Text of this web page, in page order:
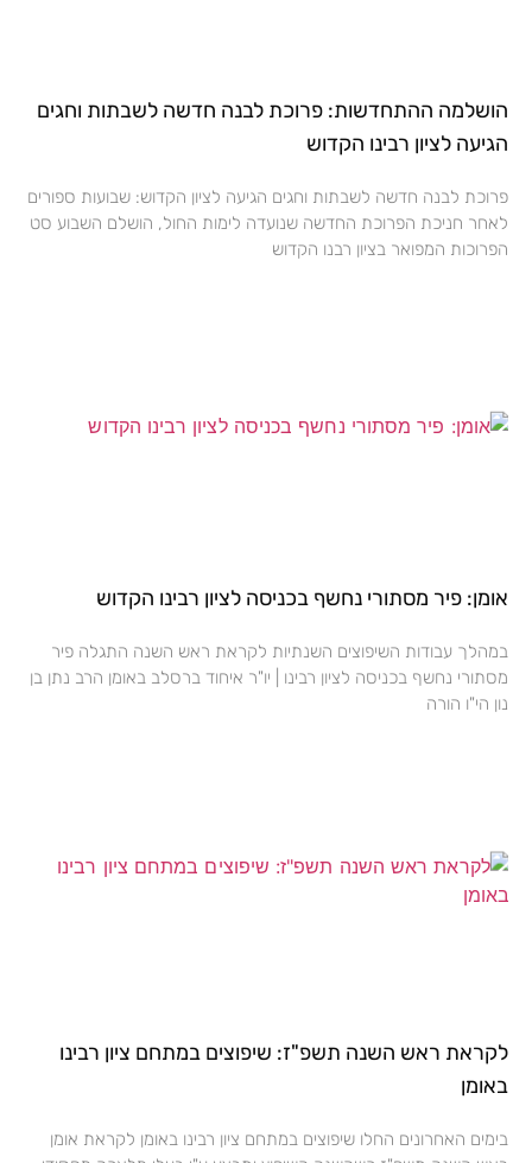
הושלמה ההתחדשות: פרוכת לבנה חדשה לשבתות וחגים
הגיעה לציון רבינו הקדוש
פרוכת לבנה חדשה לשבתות וחגים הגיעה לציון הקדוש: שבועות ספורים
לאחר חניכת הפרוכת החדשה שנועדה לימות החול, הושלם השבוע סט
הפרוכות המפואר בציון רבנו הקדוש
אומן: פיר מסתורי נחשף בכניסה לציון רבינו הקדוש
במהלך עבודות השיפוצים השנתיות לקראת ראש השנה התגלה פיר
מסתורי נחשף בכניסה לציון רבינו | יו"ר איחוד ברסלב באומן הרב נתן בן
נון הי"ו הורה
לקראת ראש השנה תשפ"ז: שיפוצים במתחם ציון רבינו
באומן
בימים האחרונים החלו שיפוצים במתחם ציון רבינו באומן לקראת אומן